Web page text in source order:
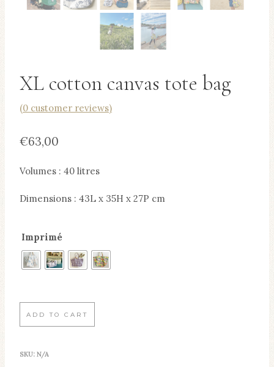
XL cotton canvas tote bag
(0 customer reviews)
€63,00
Volumes : 40 litres
Dimensions : 43L x 35H x 27P cm
Imprimé
XL
cotton
ADD TO CART
SKU: N/A